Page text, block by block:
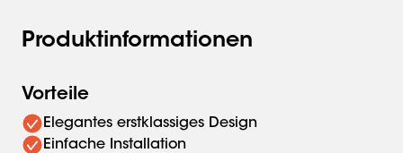
Produktinformationen
Vorteile
Elegantes erstklassiges Design
Einfache Installation